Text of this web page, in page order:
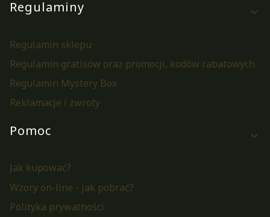
Regulaminy
Regulamin sklepu
Regulamin gratisów oraz promocji, kodów rabatowych
Regulamin Mystery Box
Reklamacje i zwroty
Pomoc
Jak kupować?
Wzory on-line - jak pobrać?
Polityka prywatności